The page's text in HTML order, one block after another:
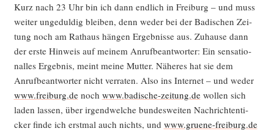
Kurz nach 23 Uhr bin ich dann end­lich in Frei­burg – und muss
wei­ter unge­dul­dig blei­ben, denn weder bei der Badi­schen Zei­
tung noch am Rat­haus hän­gen Ergeb­nis­se aus. Zuhau­se dann
der ers­te Hin­weis auf mei­nem Anruf­be­ant­wor­ter: Ein sen­sa­tio­
nal­les Ergeb­nis, meint mei­ne Mut­ter. Nähe­res hat sie dem
Anruf­be­ant­wor­ter nicht ver­ra­ten. Also ins Inter­net – und weder
www.freiburg.denoch www.badische-zeitung.dewol­len sich
laden las­sen, über irgend­wel­che bun­des­wei­ten Nach­rich­ten­ti­
cker fin­de ich erst­mal auch nichts, und www.gruene-freiburg.de